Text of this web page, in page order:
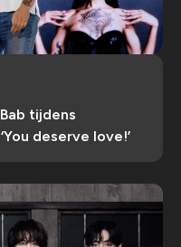
tijdens
deserve love!’